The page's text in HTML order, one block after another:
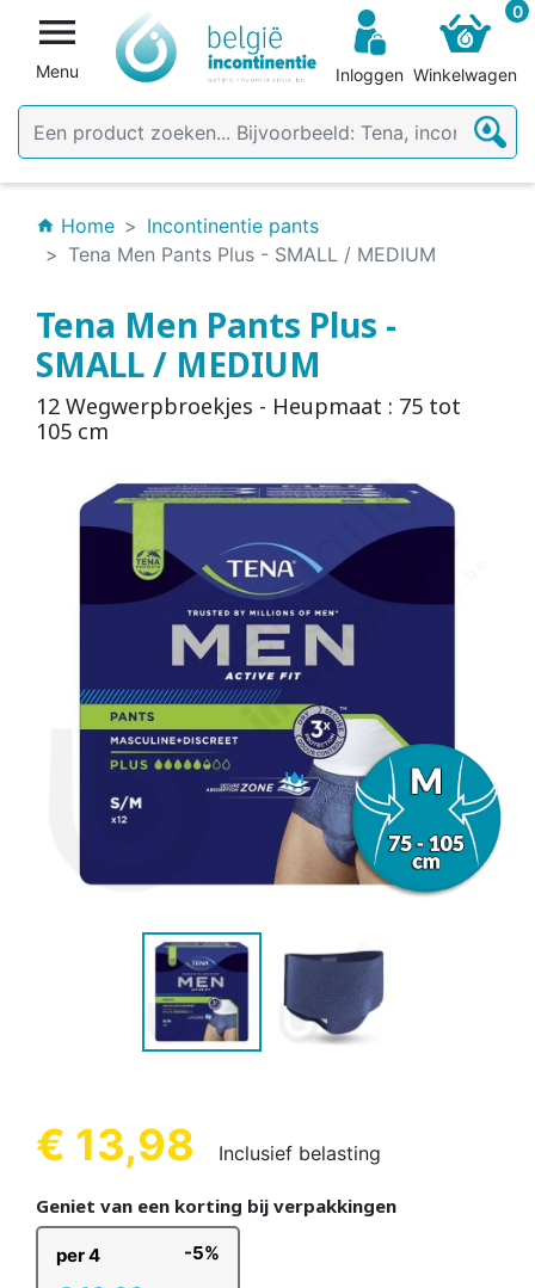

Menu Inloggen
0
Winkelwagen
home Home
Incontinentie pants
Tena Men Pants Plus - SMALL / MEDIUM
Tena Men Pants Plus -
SMALL / MEDIUM
12 Wegwerpbroekjes - Heupmaat : 75 tot
105 cm
€ 13,98 Inclusief belasting
Geniet van een korting bij verpakkingen
per 4 -5%